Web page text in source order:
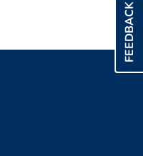
FEEDBACK